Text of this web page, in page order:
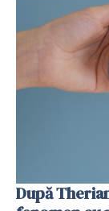
După